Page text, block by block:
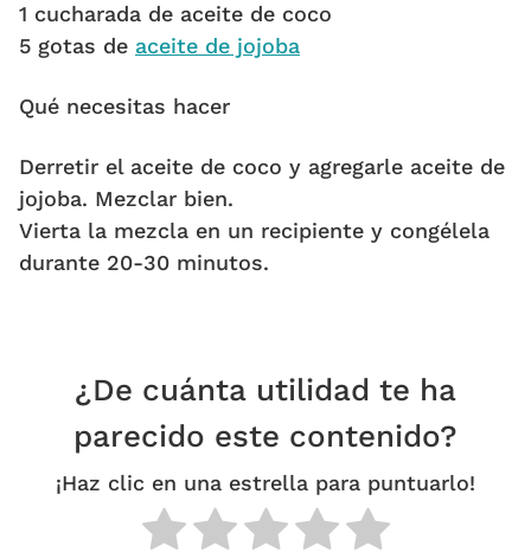
1 cucharada de aceite de coco
5 gotas de aceite de jojoba
Qué necesitas hacer
Derretir el aceite de coco y agregarle aceite de
jojoba. Mezclar bien.
Vierta la mezcla en un recipiente y congélela
durante 20-30 minutos.
¿De cuánta utilidad te ha
parecido este contenido?
¡Haz clic en una estrella para puntuarlo!